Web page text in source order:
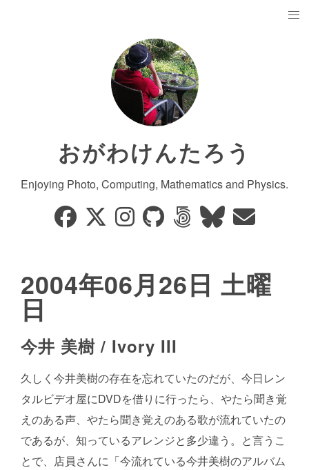
おがわけんたろう
Enjoying Photo, Computing, Mathematics and Physics.
2004年06月26日 土曜
日
今井 美樹 / Ivory III
久しく今井美樹の存在を忘れていたのだが、今日レン
タルビデオ屋にDVDを借りに行ったら、やたら聞き覚
えのある声、やたら聞き覚えのある歌が流れていたの
であるが、知っているアレンジと多少違う。と言うこ
とで、店員さんに「今流れている今井美樹のアルバム